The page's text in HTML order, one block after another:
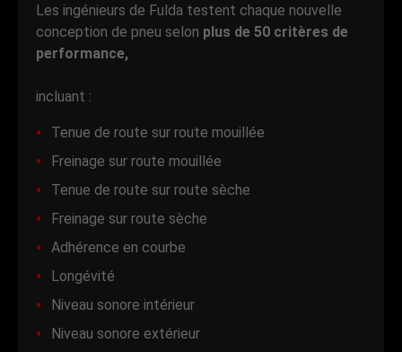
Les ingénieurs de Fulda testent chaque nouvelle
conception de pneu selon plus de 50 critères de
performance,
incluant :
Tenue de route sur route mouillée
Freinage sur route mouillée
Tenue de route sur route sèche
Freinage sur route sèche
Adhérence en courbe
Longévité
Niveau sonore intérieur
Niveau sonore extérieur